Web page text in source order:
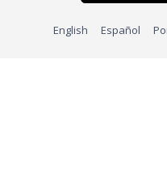
English Español